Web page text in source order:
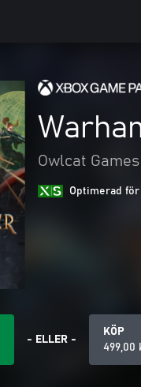
Owlcat Games
Optimerad
- ELLER -
KÖP
499,00